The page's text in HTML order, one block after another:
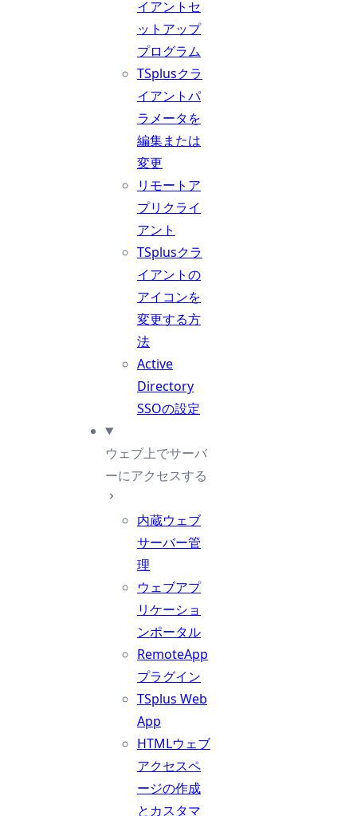
イアントセ
ットアップ
プログラム
TSplusクラ
イアントパ
ラメータを
編集または
変更
リモートア
プリクライ
アント
TSplusクラ
イアントの
アイコンを
変更する方
法
Active
Directory
SSOの設定
ウェブ上でサーバ
ーにアクセスする
内蔵ウェブ
サーバー管
理
ウェブアプ
リケーショ
ンポータル
RemoteApp
プラグイン
TSplus Web
App
HTMLウェブ
アクセスペ
ージの作成
とカスタマ